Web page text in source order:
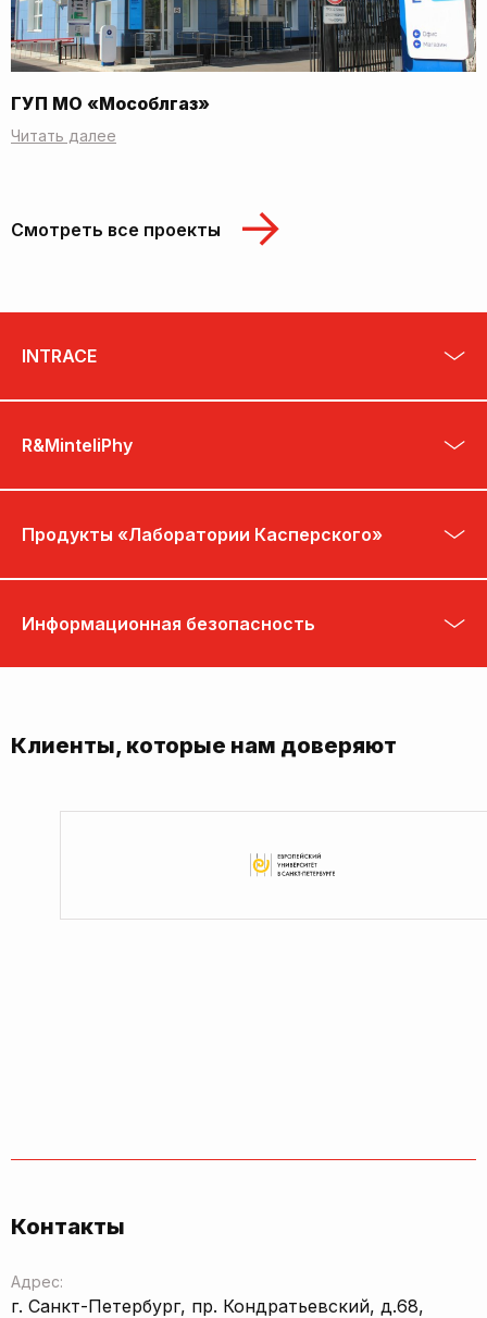
ГУП МО «Мособлгаз»
Читать далее
Смотреть все проекты
INTRACE
R&MinteliPhy
Продукты «Лаборатории Касперского»
Информационная безопасность
Клиенты, которые нам доверяют
Контакты
Адрес:
г. Санкт-Петербург, пр. Кондратьевский, д.68,